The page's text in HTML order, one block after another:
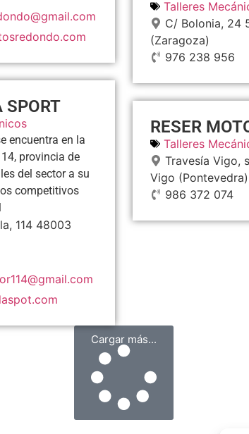
Talleres
C/ Bolonia, 24
(Zaragoza)
976 238 956
SPORT
encuentra en la
provincia de
del sector a su
competitivos
114 48003
RESER
Talleres
Travesía Vigo,
Vigo (Pontevedra)
986 372 074
Cargar más...